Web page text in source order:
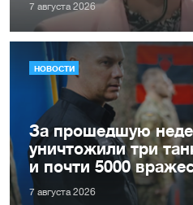
7 августа 2026
НОВОСТИ
За прошедшую
уничтожили три
и почти 5000
7 августа 2026